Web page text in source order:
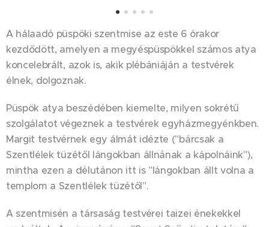
A hálaadó püspöki szentmise az este 6 órakor
kezdődött, amelyen a megyéspüspökkel számos atya
koncelebrált, azok is, akik plébániáján a testvérek
élnek, dolgoznak.
Püspök atya beszédében kiemelte, milyen sokrétű
szolgálatot végeznek a testvérek egyházmegyénkben.
Margit testvérnek egy álmát idézte ("bárcsak a
Szentlélek tüzétől lángokban állnának a kápolnáink"),
mintha ezen a délutánon itt is "lángokban állt volna a
templom a Szentlélek tüzétől".
A szentmisén a társaság testvérei taizei énekekkel